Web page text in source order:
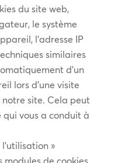
du site web,
le système
l’adresse IP
similaires
d’un
lors d’une visite
notre site. Cela peut
qui vous a conduit à
»
de cookies